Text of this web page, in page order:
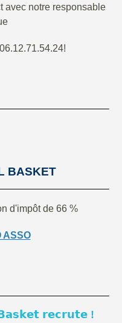
avec notre responsable
BASKET
d'impôt de 66 %
ASSO
𝗿𝗲𝗰𝗿𝘂𝘁𝗲 !